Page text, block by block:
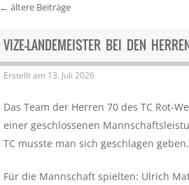
Post navigation
← ältere Beiträge
VIZE-LANDEMEISTER BEI DEN
Erstellt am 13. Juli 2026
Das Team der Herren 70 des TC Rot-
einer geschlossenen
TC musste man sich geschlagen geben.
Für die Mannschaft spielten: Ulrich